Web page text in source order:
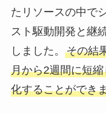
たリソースの中で
スト駆動開発と継
しました。 その結
月から2週間に短
化することができ